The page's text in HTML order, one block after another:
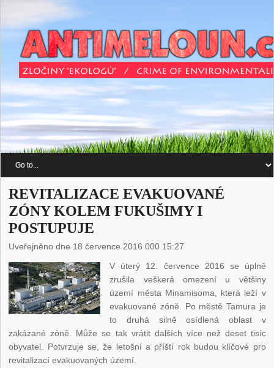
REVITALIZACE EVAKUOVANÉ
ZÓNY KOLEM FUKUŠIMY I
POSTUPUJE
Uveřejněno dne 18 července 2016 000 15:27
V úterý 12. července 2016 se úplně
zrušila veškerá omezení u většiny
území města Minamisoma, která leží v
evakuované zóně. Po městě Tamura je
to druhá silně osídlená oblast v
zakázané zóně. Může se tak vrátit dalších více než deset tisíc
obyvatel. Potvrzuje se, že letošní a příští rok budou klíčové pro
revitalizací evakuovaných území.